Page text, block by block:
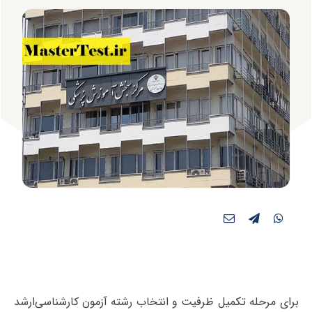
برای مرحله تکمیل ظرفیت و انتخاب رشته آزمون کارشناسی‌ارشد